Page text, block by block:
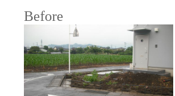
Before